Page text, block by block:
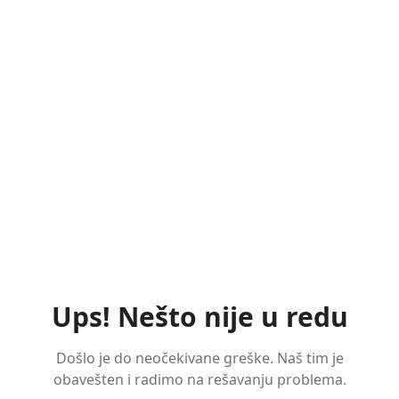
Ups! Nešto nije u redu
Došlo je do neočekivane greške. Naš tim je
obavešten i radimo na rešavanju problema.